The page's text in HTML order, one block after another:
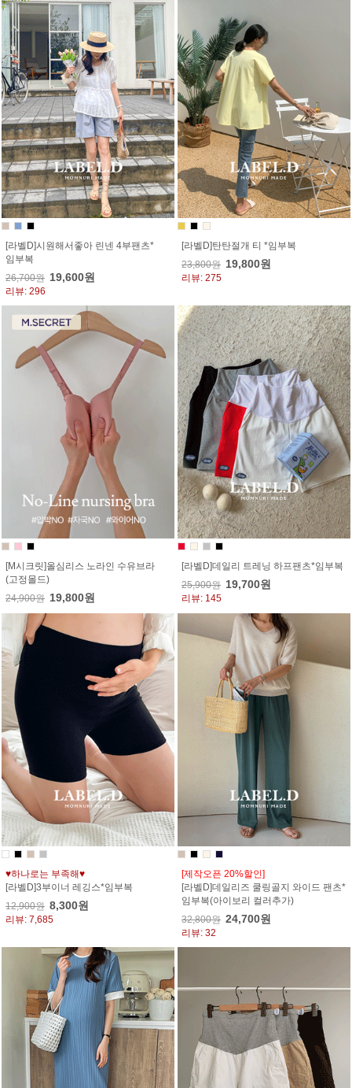
[라벨D]시원해서좋아 린넨 4부팬츠*
임부복
26,700원 19,600원
리뷰: 296
[라벨D]탄탄절개 티 *임부복
23,800원 19,800원
리뷰: 275
[M시크릿]올심리스 노라인 수유브라
(고정몰드)
24,900원 19,800원
[라벨D]데일리 트레닝 하프팬츠*임부복
25,900원 19,700원
리뷰: 145
♥하나로는 부족해♥
[라벨D]3부이너 레깅스*임부복
12,900원 8,300원
리뷰: 7,685
[제작오픈 20%할인]
[라벨D]데일리즈 쿨링골지 와이드 팬츠*
임부복(아이보리 컬러추가)
32,800원 24,700원
리뷰: 32